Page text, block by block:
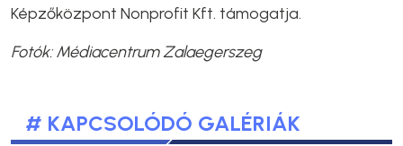
Képzőközpont Nonprofit Kft. támogatja.
Fotók: Médiacentrum Zalaegerszeg
# KAPCSOLÓDÓ GALÉRIÁK